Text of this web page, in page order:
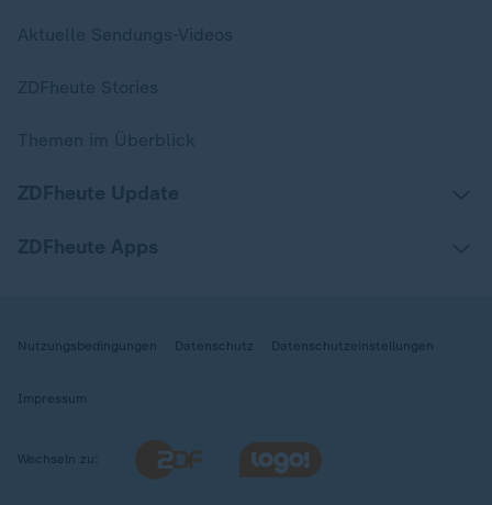
Nutzungsbedingungen Datenschutz Datenschutzeinstellungen
Impressum
Wechseln zu: